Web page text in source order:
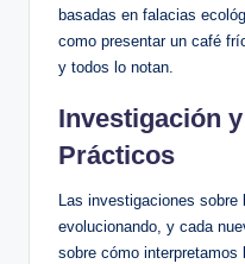
basadas en falacias
como presentar un café
y todos lo notan.
Investigación
Prácticos
Las investigaciones
evolucionando, y cada
sobre cómo